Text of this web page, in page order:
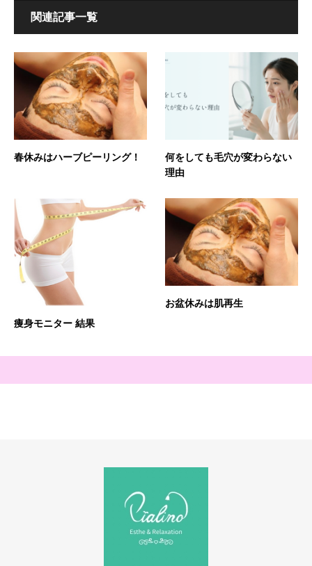
関連記事一覧
春休みはハーブピーリング！
何をしても毛穴が変わらない
理由
痩身モニター 結果
お盆休みは肌再生